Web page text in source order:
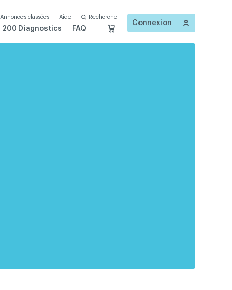
Annonces classées Aide Recherche
200 Diagnostics FAQ
Connexion